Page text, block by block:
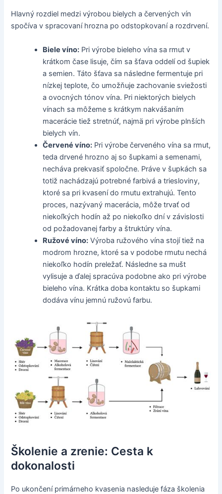
Hlavný rozdiel medzi výrobou bielych a červených vín
spočíva v spracovaní hrozna po odstopkovaní a rozdrvení.
Biele víno: Pri výrobe bieleho vína sa rmut v
krátkom čase lisuje, čím sa šťava oddelí od šupiek
a semien. Táto šťava sa následne fermentuje pri
nízkej teplote, čo umožňuje zachovanie sviežosti
a ovocných tónov vína. Pri niektorých bielych
vínach sa môžeme s krátkym nakvášaním
macerácie tiež stretnúť, najmä pri výrobe plnších
bielych vín.
Červené víno: Pri výrobe červeného vína sa rmut,
teda drvené hrozno aj so šupkami a semenami,
necháva prekvasiť spoločne. Práve v šupkách sa
totiž nachádzajú potrebné farbivá a triesloviny,
ktoré sa pri kvasení do rmutu extrahujú. Tento
proces, nazývaný macerácia, môže trvať od
niekoľkých hodín až po niekoľko dní v závislosti
od požadovanej farby a štruktúry vína.
Ružové víno: Výroba ružového vína stojí tiež na
modrom hrozne, ktoré sa v podobe rmutu nechá
niekoľko hodín preležať. Následne sa mušt
vylisuje a ďalej spracúva podobne ako pri výrobe
bieleho vína. Krátka doba kontaktu so šupkami
dodáva vínu jemnú ružovú farbu.
Školenie a zrenie: Cesta k
dokonalosti
Po ukončení primárneho kvasenia nasleduje fáza školenia